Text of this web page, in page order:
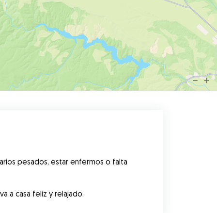
pesados, estar enfermos o falta
a casa feliz y relajado.